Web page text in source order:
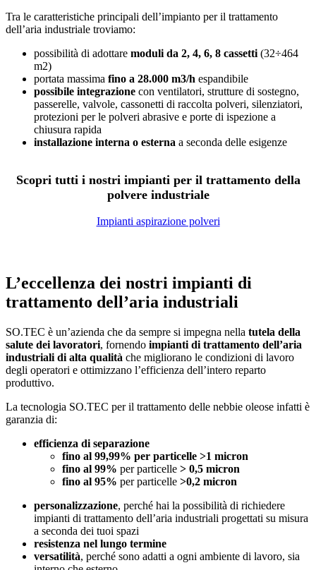
Tra le caratteristiche principali dell’impianto per il trattamento
dell’aria industriale troviamo:
possibilità di adottare moduli da 2, 4, 6, 8 cassetti (32÷464
m2)
portata massima fino a 28.000 m3/h espandibile
possibile integrazione con ventilatori, strutture di sostegno,
passerelle, valvole, cassonetti di raccolta polveri, silenziatori,
protezioni per le polveri abrasive e porte di ispezione a
chiusura rapida
installazione interna o esterna a seconda delle esigenze
Scopri tutti i nostri impianti per il trattamento della
polvere industriale
Impianti aspirazione polveri
L’eccellenza dei nostri impianti di
trattamento dell’aria industriali
SO.TEC è un’azienda che da sempre si impegna nella tutela della
salute dei lavoratori, fornendo impianti di trattamento dell’aria
industriali di alta qualità che migliorano le condizioni di lavoro
degli operatori e ottimizzano l’efficienza dell’intero reparto
produttivo.
La tecnologia SO.TEC per il trattamento delle nebbie oleose infatti è
garanzia di:
efficienza di separazione
fino al 99,99% per particelle >1 micron
fino al 99% per particelle > 0,5 micron
fino al 95% per particelle >0,2 micron
personalizzazione, perché hai la possibilità di richiedere
impianti di trattamento dell’aria industriali progettati su misura
a seconda dei tuoi spazi
resistenza nel lungo termine
versatilità, perché sono adatti a ogni ambiente di lavoro, sia